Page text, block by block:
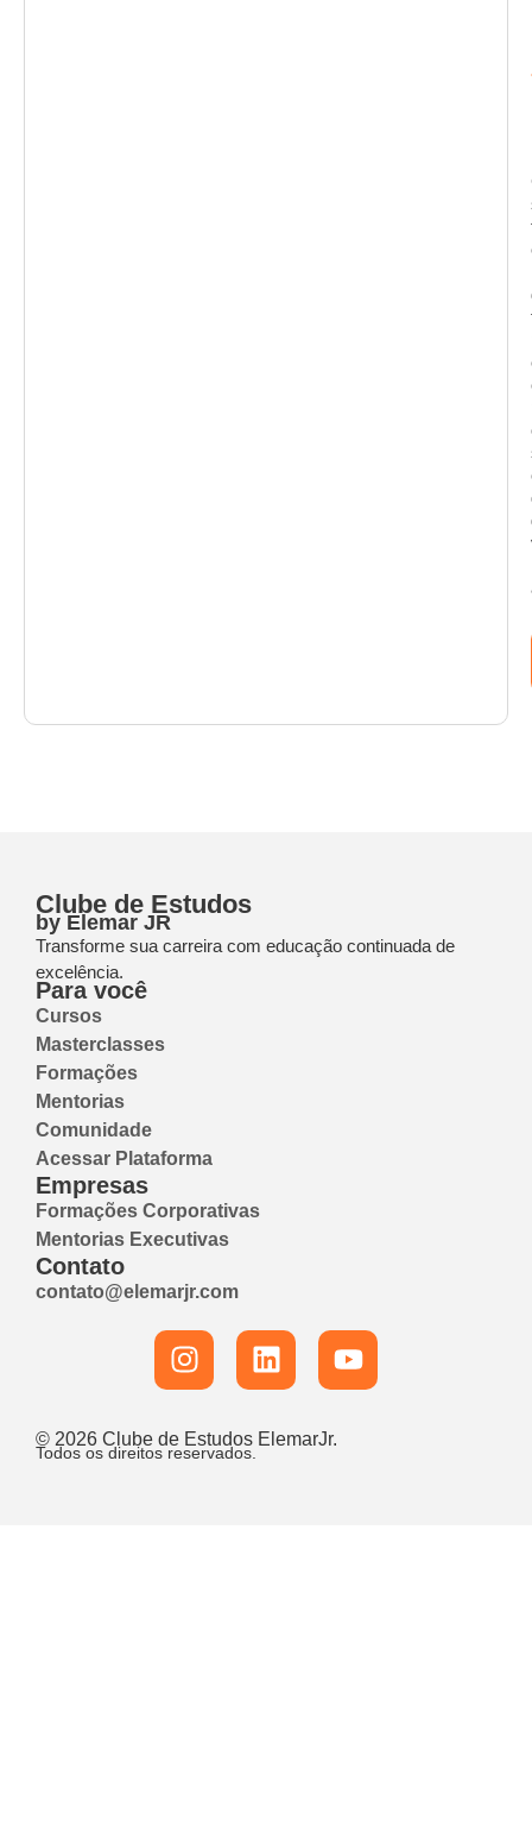
Clube de Estudos
by Elemar JR
Transforme sua carreira com educação continuada de
excelência.
Para você
Cursos
Masterclasses
Formações
Mentorias
Comunidade
Acessar Plataforma
Empresas
Formações Corporativas
Mentorias Executivas
Contato
contato@elemarjr.com
© 2026 Clube de Estudos ElemarJr.
Todos os direitos reservados.